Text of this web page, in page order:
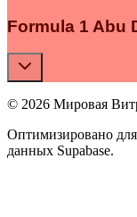
Formula 1 Abu
© 2026 Мировая
Оптимизировано
данных Supabase.